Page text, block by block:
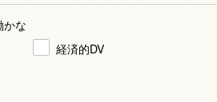
かな
経済的DV